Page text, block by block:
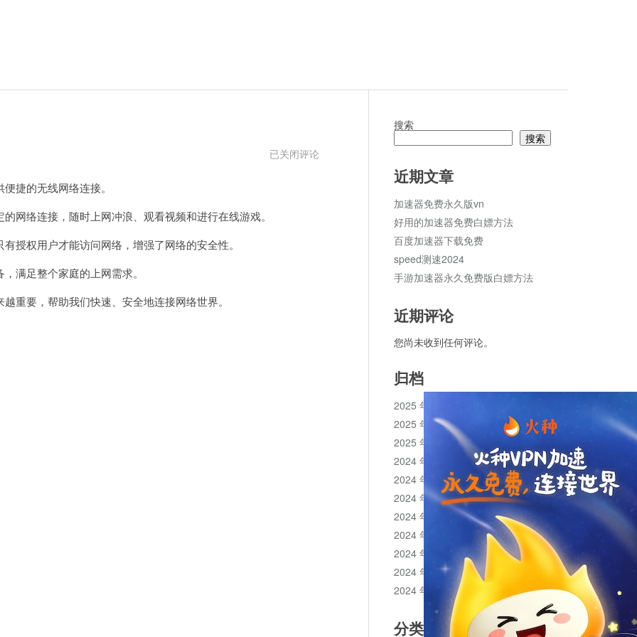
无
已关闭评论
的无线网络连接。
络连接，随时上网冲浪、观看视频和进行在线游戏。
权用户才能访问网络，增强了网络的安全性。
足整个家庭的上网需求。
要，帮助我们快速、安全地连接网络世界。
搜索
搜索
近期文章
加速器免费永久版vn
好用的加速器免费白嫖方法
百度加速器下载免费
speed测速2024
手游加速器永久免费版白嫖方法
近期评论
您尚未收到任何评论。
归档
2025 年 11 月
2025 年 10 月
2025 年 1 月
2024 年 12 月
2024 年 11 月
2024 年 10 月
2024 年 9 月
2024 年 8 月
2024 年 7 月
2024 年 6 月
2024 年 5 月
分类目录